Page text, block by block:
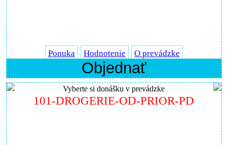
Ponuka Hodnotenie O prevádzke
Objednať
Vyberte si donášku v prevádzke
101-DROGERIE-OD-PRIOR-PD